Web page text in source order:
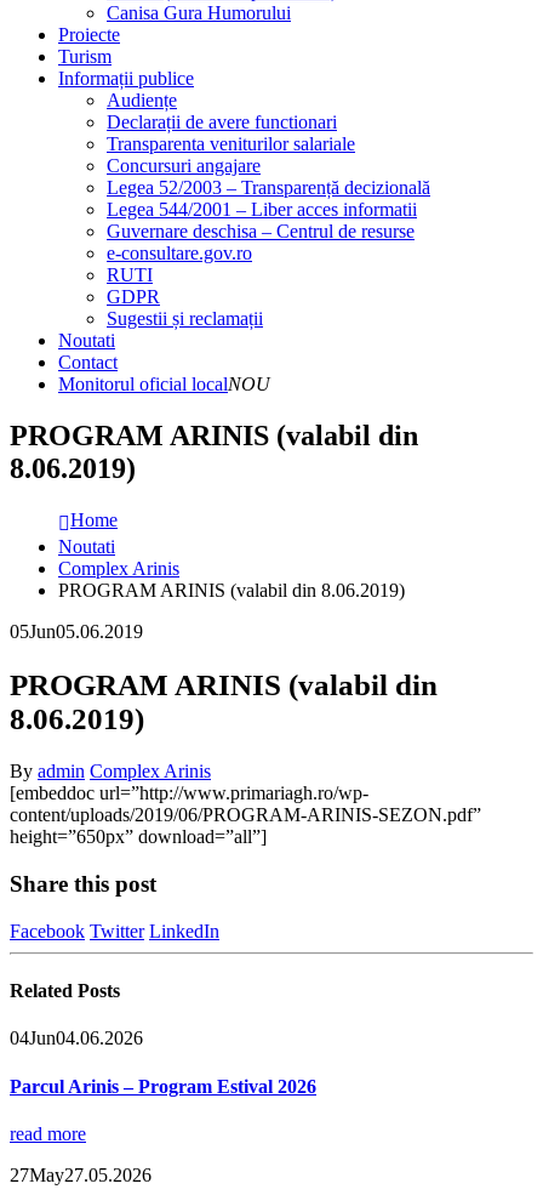
Canisa Gura Humorului
Proiecte
Turism
Informații publice
Audiențe
Declarații de avere functionari
Transparenta veniturilor salariale
Concursuri angajare
Legea 52/2003 – Transparență decizională
Legea 544/2001 – Liber acces informatii
Guvernare deschisa – Centrul de resurse
e-consultare.gov.ro
RUTI
GDPR
Sugestii și reclamații
Noutati
Contact
Monitorul oficial localNOU
PROGRAM ARINIS (valabil din
8.06.2019)
Home
Noutati
Complex Arinis
PROGRAM ARINIS (valabil din 8.06.2019)
05Jun05.06.2019
PROGRAM ARINIS (valabil din
8.06.2019)
By admin Complex Arinis
[embeddoc url=”http://www.primariagh.ro/wp-
content/uploads/2019/06/PROGRAM-ARINIS-SEZON.pdf”
height=”650px” download=”all”]
Share this post
Facebook Twitter LinkedIn
Related Posts
04Jun04.06.2026
Parcul Arinis – Program Estival 2026
read more
27May27.05.2026